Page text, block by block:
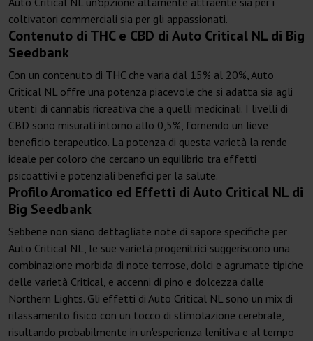
coltivatori commerciali sia per gli appassionati.
Contenuto di THC e CBD di Auto Critical NL di Big
Seedbank
Con un contenuto di THC che varia dal 15% al 20%, Auto
Critical NL offre una potenza piacevole che si adatta sia agli
utenti di cannabis ricreativa che a quelli medicinali. I livelli di
CBD sono misurati intorno allo 0,5%, fornendo un lieve
beneficio terapeutico. La potenza di questa varietà la rende
ideale per coloro che cercano un equilibrio tra effetti
psicoattivi e potenziali benefici per la salute.
Profilo Aromatico ed Effetti di Auto Critical NL di
Big Seedbank
Sebbene non siano dettagliate note di sapore specifiche per
Auto Critical NL, le sue varietà progenitrici suggeriscono una
combinazione morbida di note terrose, dolci e agrumate tipiche
delle varietà Critical, e accenni di pino e dolcezza dalle
Northern Lights. Gli effetti di Auto Critical NL sono un mix di
rilassamento fisico con un tocco di stimolazione cerebrale,
risultando probabilmente in un'esperienza lenitiva e al tempo